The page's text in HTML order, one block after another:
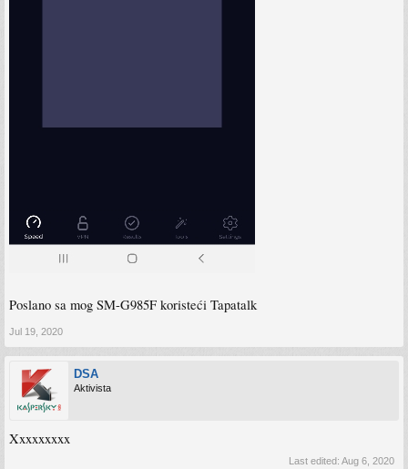
Poslano sa mog SM-G985F koristeći Tapatalk
Jul 19, 2020
DSA
Aktivista
Xxxxxxxxx
Last edited: Aug 6, 2020